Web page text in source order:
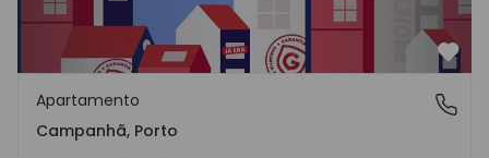
Campanhã, Porto
Apartamento
Campanhã, Porto